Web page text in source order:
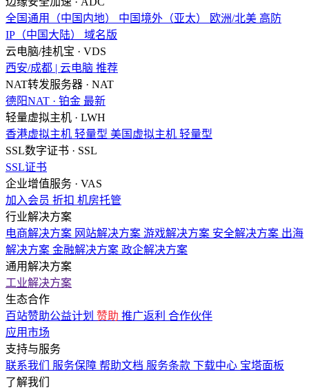
全国通用（中国内地）
中国境外（亚太） 欧洲/北美 高防
IP（中国大陆）
域名版
云电脑/挂机宝 · VDS
西安/成都 | 云电脑 推荐
NAT转发服务器 · NAT
德阳NAT · 铂金 最新
轻量虚拟主机 · LWH
香港虚拟主机 轻量型 美国虚拟主机 轻量型
SSL数字证书 · SSL
SSL证书
企业增值服务 · VAS
加入会员 折扣 机房托管
行业解决方案
电商解决方案 网站解决方案 游戏解决方案 安全解决方案 出海
解决方案 金融解决方案 政企解决方案
通用解决方案
工业解决方案
生态合作
百站赞助公益计划 赞助 推广返利 合作伙伴
应用市场
支持与服务
联系我们
服务保障 帮助文档 服务条款 下载中心 宝塔面板
了解我们